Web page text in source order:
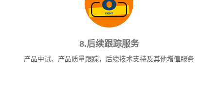
8.后续跟踪服务
产品中试、产品质量跟踪，后续技术支持及其他增值服务